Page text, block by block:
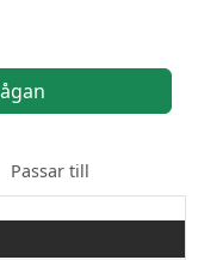
Passar till